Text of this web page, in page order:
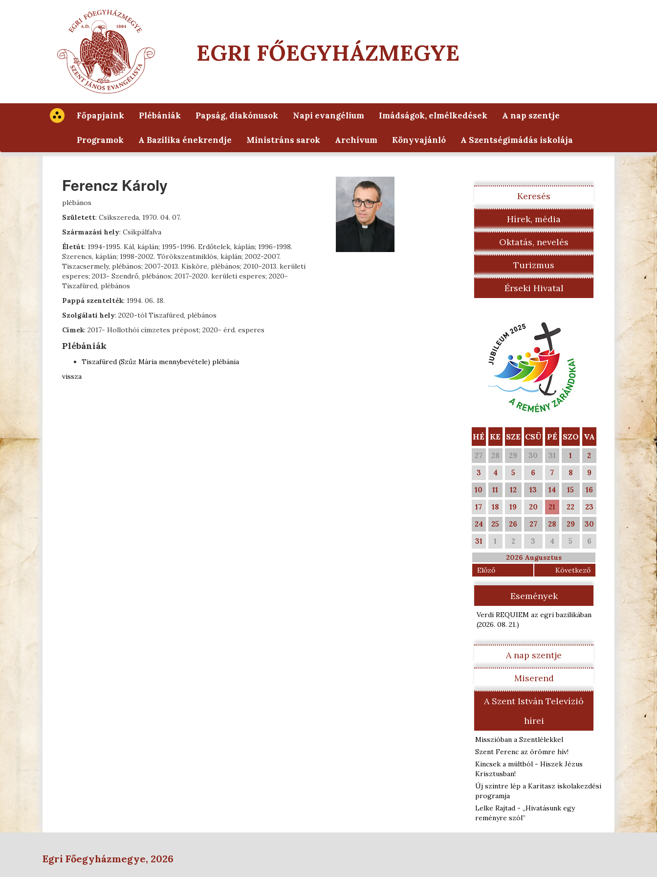
EGRI FŐEGYHÁZMEGYE
Főpapjaink Plébániák Papság, diakónusok Napi evangélium Imádságok, elmélkedések A nap szentje
Programok A Bazilika énekrendje Ministráns sarok Archívum Könyvajánló A Szentségimádás iskolája
Ferencz Károly
plébános
Született: Csíkszereda, 1970. 04. 07.
Származási hely: Csíkpálfalva
Életút: 1994-1995. Kál, káplán; 1995-1996. Erdőtelek, káplán; 1996-1998.
Szerencs, káplán; 1998-2002. Törökszentmiklós, káplán; 2002-2007.
Tiszacsermely, plébános; 2007-2013. Kisköre, plébános; 2010-2013. kerületi
esperes; 2013- Szendrő, plébános; 2017-2020. kerületi esperes; 2020-
Tiszafüred, plébános
Pappá szentelték: 1994. 06. 18.
Szolgálati hely: 2020-tól Tiszafüred, plébános
Címek: 2017- Hollothói címzetes prépost; 2020- érd. esperes
Plébániák
Tiszafüred (Szűz Mária mennybevétele) plébánia
vissza
Keresés
Hírek, média
Oktatás, nevelés
Turizmus
Érseki Hivatal
HÉ KE SZE CSÜ PÉ SZO VA
27 28 29 30 31 1
2
3
4 5 6 7 8
9
10
11 12 13 14 15
16
17
18 19 20 21 22
23
24
25 26 27 28 29
30
31
1 2 3 4 5 6
2026 Augusztus
Előző
Következő
Események
Verdi REQUIEM az egri bazilikában
(2026. 08. 21.)
A nap szentje
Miserend
A Szent István Televízió
hírei
Misszióban a Szentlélekkel
Szent Ferenc az örömre hív!
Kincsek a múltból - Hiszek Jézus
Krisztusban!
Új szintre lép a Karitasz iskolakezdési
programja
Lelke Rajtad - „Hivatásunk egy
reményre szól”
Egri Főegyházmegye, 2026